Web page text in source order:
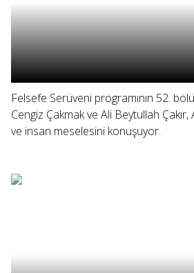
Felsefe Serüveni programının 52.
Cengiz Çakmak ve Ali Beytullah
ve insan meselesini konuşuyor.